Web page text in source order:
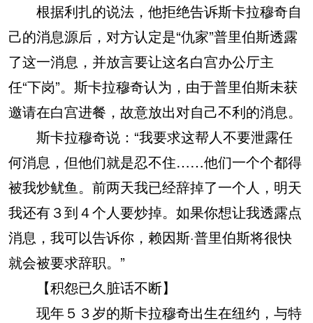
根据利扎的说法，他拒绝告诉斯卡拉穆奇自
己的消息源后，对方认定是“仇家”普里伯斯透露
了这一消息，并放言要让这名白宫办公厅主
任“下岗”。斯卡拉穆奇认为，由于普里伯斯未获
邀请在白宫进餐，故意放出对自己不利的消息。
斯卡拉穆奇说：“我要求这帮人不要泄露任
何消息，但他们就是忍不住……他们一个个都得
被我炒鱿鱼。前两天我已经辞掉了一个人，明天
我还有３到４个人要炒掉。如果你想让我透露点
消息，我可以告诉你，赖因斯·普里伯斯将很快
就会被要求辞职。”
【积怨已久脏话不断】
现年５３岁的斯卡拉穆奇出生在纽约，与特